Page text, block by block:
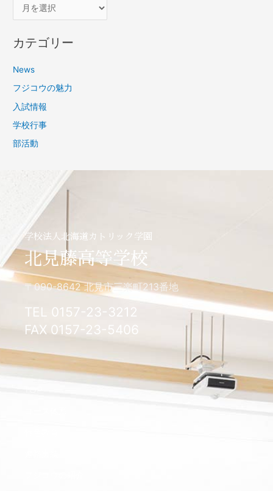
カテゴリー
News
フジコウの魅力
入試情報
学校行事
部活動
学校法人北海道カトリック学園
北見藤高等学校
〒090-8642 北見市三楽町213番地
TEL 0157-23-3212
FAX 0157-23-5406